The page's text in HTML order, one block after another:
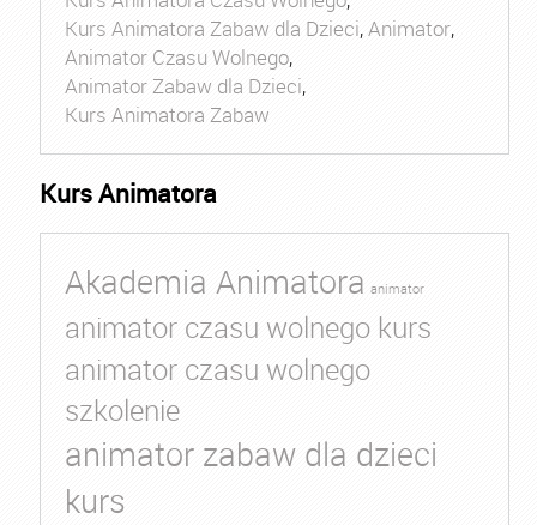
Kurs Animatora Zabaw dla Dzieci,Animator,
Animator Czasu Wolnego,
Animator Zabaw dla Dzieci,
Kurs Animatora Zabaw
Kurs Animatora
Akademia Animatora animator
animator czasu wolnego kurs
animator czasu wolnego
szkolenie
animator zabaw dla dzieci
kurs